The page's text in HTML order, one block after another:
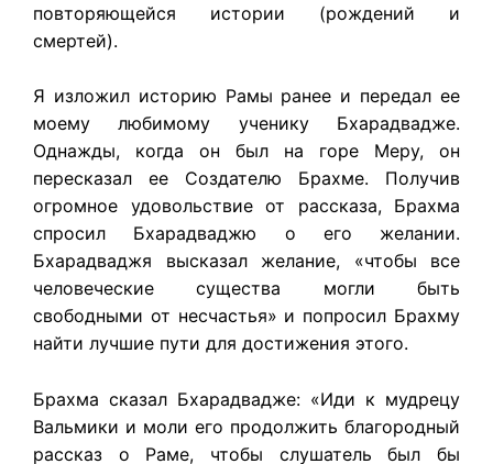
повторяющейся истории (рождений и
смертей).
Я изложил историю Рамы ранее и передал ее
моему любимому ученику Бхарадвадже.
Однажды, когда он был на горе Меру, он
пересказал ее Создателю Брахме. Получив
огромное удовольствие от рассказа, Брахма
спросил Бхарадваджю о его желании.
Бхарадваджя высказал желание, «чтобы все
человеческие существа могли быть
свободными от несчастья» и попросил Брахму
найти лучшие пути для достижения этого.
Брахма сказал Бхарадвадже: «Иди к мудрецу
Вальмики и моли его продолжить благородный
рассказ о Раме, чтобы слушатель был бы